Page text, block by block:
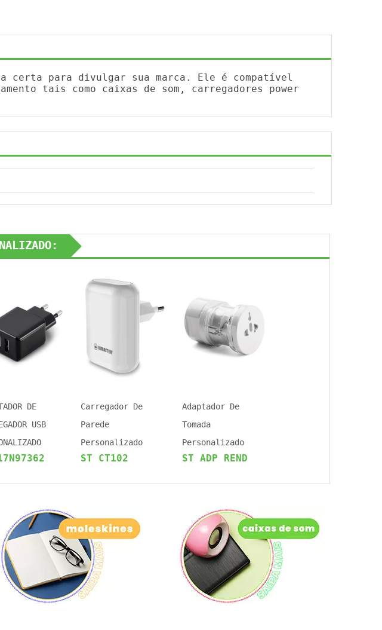
certa para divulgar sua marca. Ele é compatível
tais como caixas de som, carregadores power
DE
USB
Carregador De
Parede
Personalizado
ST CT102
Adaptador De
Tomada
Personalizado
ST ADP REND